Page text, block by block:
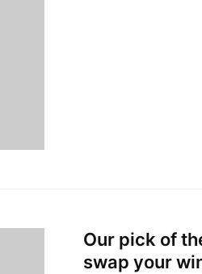
Our pick of
swap your